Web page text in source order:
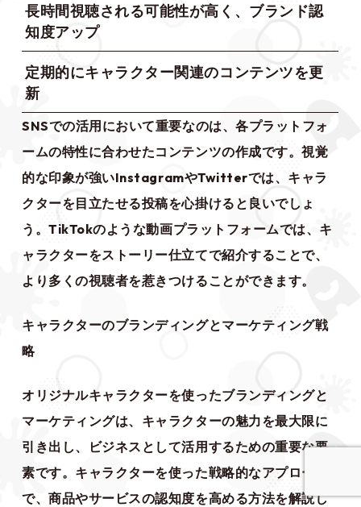
長時間視聴される可能性が高く、ブランド認
知度アップ
定期的にキャラクター関連のコンテンツを更
新
SNSでの活用において重要なのは、各プラットフォ
ームの特性に合わせたコンテンツの作成です。視覚
的な印象が強いInstagramやTwitterでは、キャラ
クターを目立たせる投稿を心掛けると良いでしょ
う。TikTokのような動画プラットフォームでは、キ
ャラクターをストーリー仕立てで紹介することで、
より多くの視聴者を惹きつけることができます。
キャラクターのブランディングとマーケティング戦
略
オリジナルキャラクターを使ったブランディングと
マーケティングは、キャラクターの魅力を最大限に
引き出し、ビジネスとして活用するための重要な要
素です。キャラクターを使った戦略的なアプローチ
で、商品やサービスの認知度を高める方法を解説し